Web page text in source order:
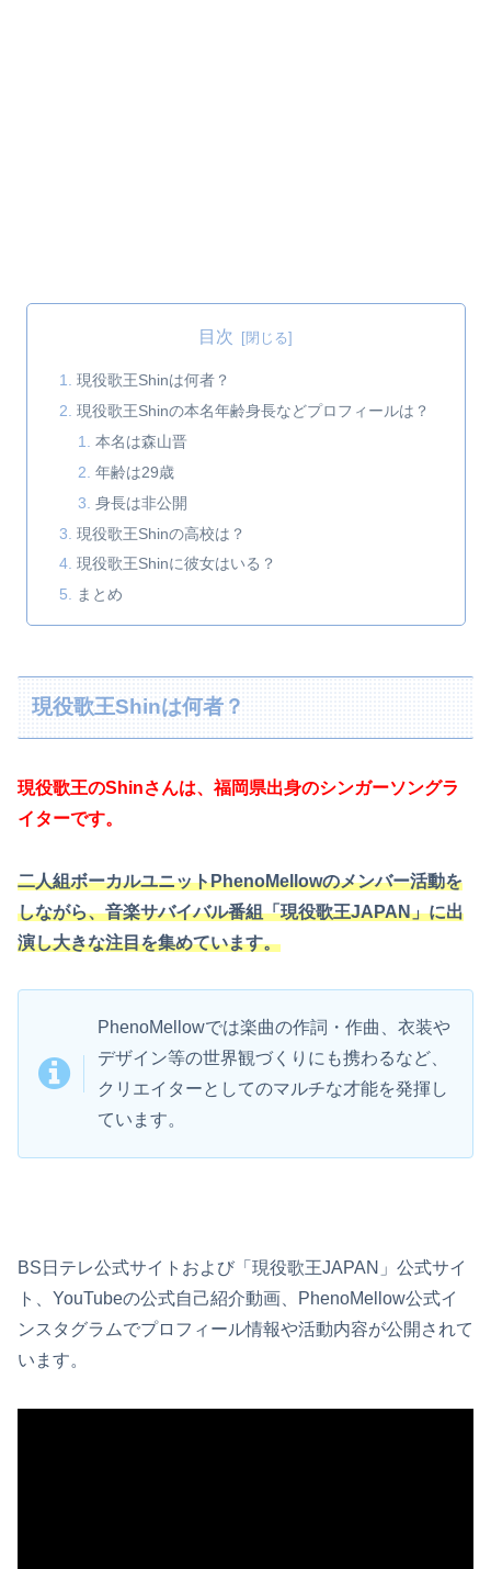
目次
現役歌王Shinは何者？
現役歌王Shinの本名年齢身長などプロフィールは？
本名は森山晋
年齢は29歳
身長は非公開
現役歌王Shinの高校は？
現役歌王Shinに彼女はいる？
まとめ
現役歌王Shinは何者？
現役歌王のShinさんは、福岡県出身のシンガーソングラ
イターです。
二人組ボーカルユニットPhenoMellowのメンバー活動を
しながら、音楽サバイバル番組「現役歌王JAPAN」に出
演し大きな注目を集めています。
PhenoMellowでは楽曲の作詞・作曲、衣装や
デザイン等の世界観づくりにも携わるなど、
クリエイターとしてのマルチな才能を発揮し
ています。
BS日テレ公式サイトおよび「現役歌王JAPAN」公式サイ
ト、YouTubeの公式自己紹介動画、PhenoMellow公式イ
ンスタグラムでプロフィール情報や活動内容が公開されて
います。